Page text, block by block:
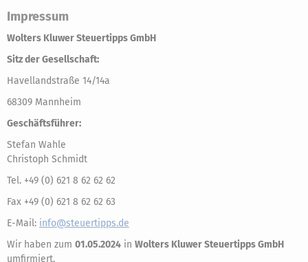
Impressum
Wolters Kluwer Steuertipps GmbH
Sitz der Gesellschaft:
Havellandstraße 14/14a
68309 Mannheim
Geschäftsführer:
Stefan Wahle
Christoph Schmidt
Tel. +49 (0) 621 8 62 62 62
Fax +49 (0) 621 8 62 62 63
E-Mail: info@steuertipps.de
Wir haben zum 01.05.2024 in Wolters Kluwer Steuertipps GmbH
umfirmiert.